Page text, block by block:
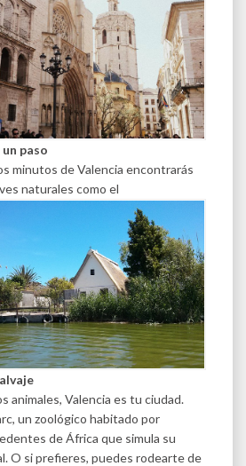
paso
minutos de Valencia encontrarás
naturales como el
animales, Valencia es tu ciudad.
un zoológico habitado por
de África que simula su
O si prefieres, puedes rodearte de